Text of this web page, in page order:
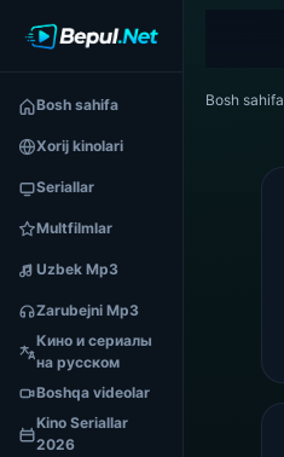
Bosh sahifa
Xorij kinolari
Seriallar
Multfilmlar
Uzbek Mp3
Zarubejni Mp3
Кино и сериалы
на русском
Boshqa videolar
Kino Seriallar
2026
Bosh sahifa